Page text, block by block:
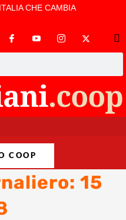
CHE CAMBIA
COOP
15